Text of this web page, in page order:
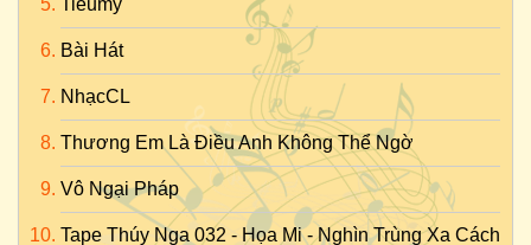
Tieumy
Bài Hát
NhạcCL
Thương Em Là Điều Anh Không Thể Ngờ
Vô Ngại Pháp
Tape Thúy Nga 032 - Họa Mi - Nghìn Trùng Xa Cách